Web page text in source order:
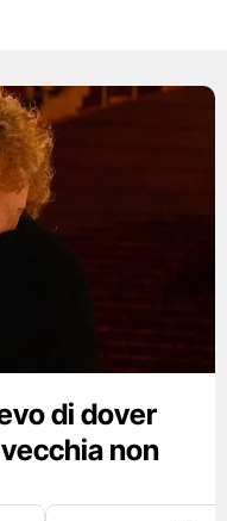
di dover
non